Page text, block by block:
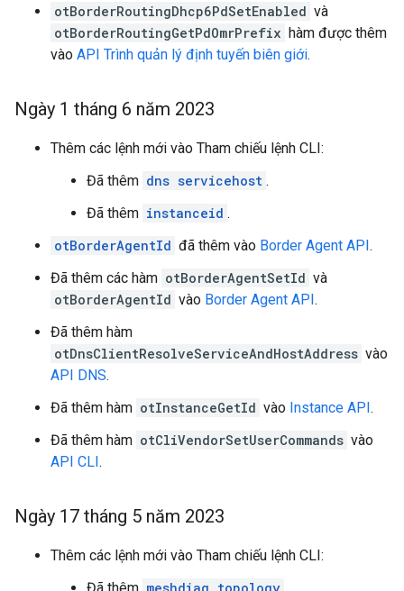
otBorderRoutingDhcp6PdSetEnabled và
otBorderRoutingGetPdOmrPrefix hàm được thêm
vào API Trình quản lý định tuyến biên giới.
Ngày 1 tháng 6 năm 2023
Thêm các lệnh mới vào Tham chiếu lệnh CLI:
Đã thêm dns servicehost .
Đã thêm instanceid .
otBorderAgentId đã thêm vào Border Agent API.
Đã thêm các hàm otBorderAgentSetId và
otBorderAgentId vào Border Agent API.
Đã thêm hàm
otDnsClientResolveServiceAndHostAddress vào
API DNS.
Đã thêm hàm otInstanceGetId vào Instance API.
Đã thêm hàm otCliVendorSetUserCommands vào
API CLI.
Ngày 17 tháng 5 năm 2023
Thêm các lệnh mới vào Tham chiếu lệnh CLI: